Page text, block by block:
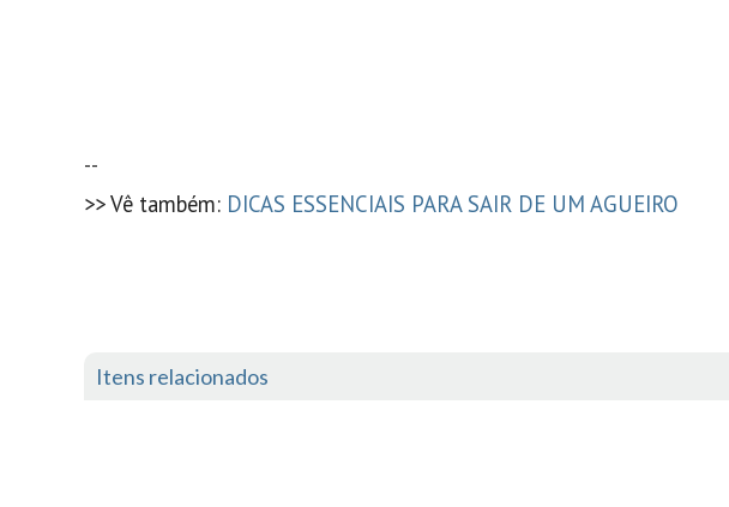
--
>> Vê também: DICAS ESSENCIAIS PARA SAIR DE UM AGUEIRO
Itens relacionados